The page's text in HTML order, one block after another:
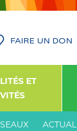
FAIRE UN DON
ET